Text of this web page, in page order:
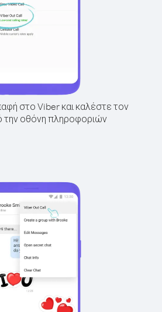
στο Viber και καλέστε τον
την οθόνη πληροφοριών